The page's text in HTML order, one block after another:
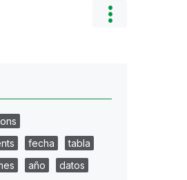
fecha
tabla
año
datos